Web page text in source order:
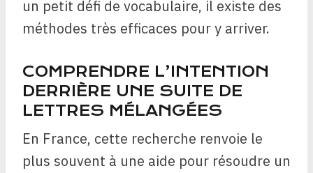
un petit défi de vocabulaire, il existe des
méthodes très efficaces pour y arriver.
COMPRENDRE L’INTENTION
DERRIÈRE UNE SUITE DE
LETTRES MÉLANGÉES
En France, cette recherche renvoie le
plus souvent à une aide pour résoudre un